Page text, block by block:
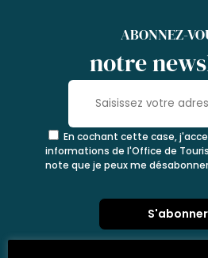
ABONNEZ-
notre
En cochant cette case,
informations de l'Office de
note que je peux me